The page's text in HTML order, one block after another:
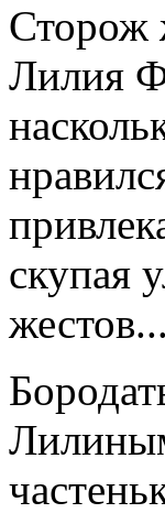
Сторож
Лилия
скупая
жестов...